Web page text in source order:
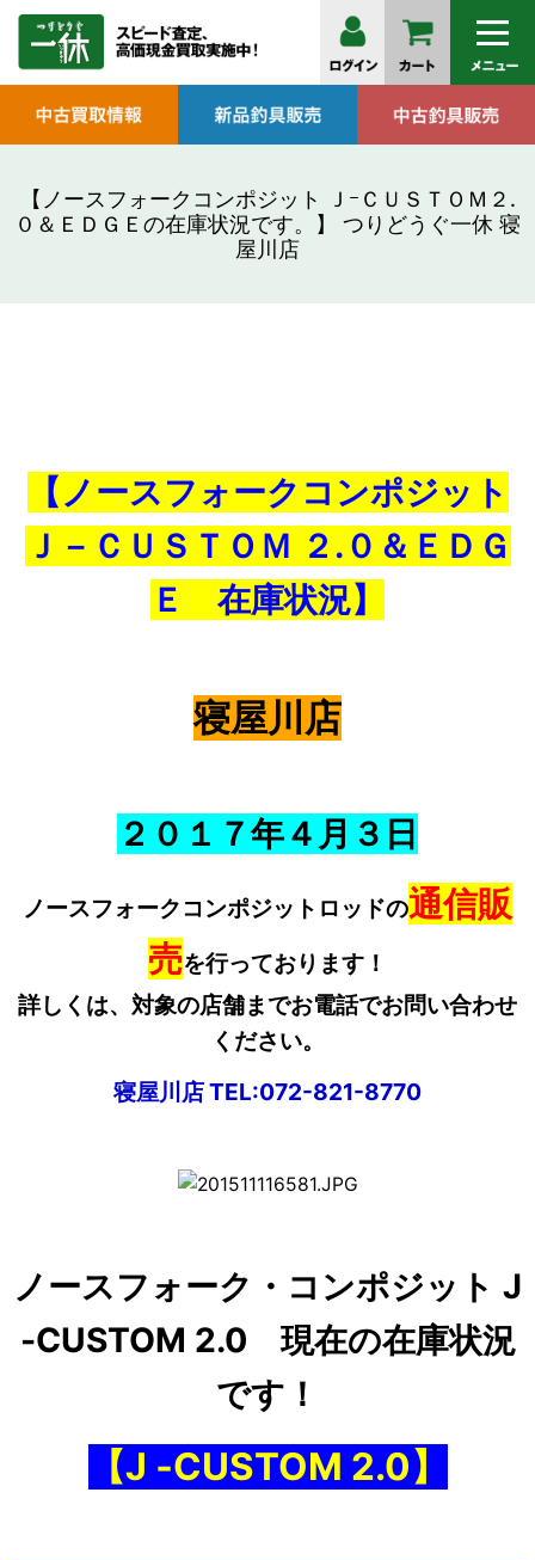
【ノースフォークコンポジット ＪｰＣＵＳＴＯＭ２.
０＆ＥＤＧＥの在庫状況です。】 つりどうぐ一休 寝
屋川店
【ノースフォークコンポジット
Ｊ－ＣＵＳＴＯＭ ２.０＆ＥＤＧ
Ｅ 在庫状況】
寝屋川店
２０１７年４ 月３日
ノースフォークコンポジットロッドの通信販
売を行っております！
詳しくは、対象の店舗までお電話でお問い合わせ
ください。
寝屋川店 TEL:072-821-8770
ノースフォーク・コンポジット J
-CUSTOM 2.0 現在の在庫状況
です！
【J ‐CUSTOM 2.0】